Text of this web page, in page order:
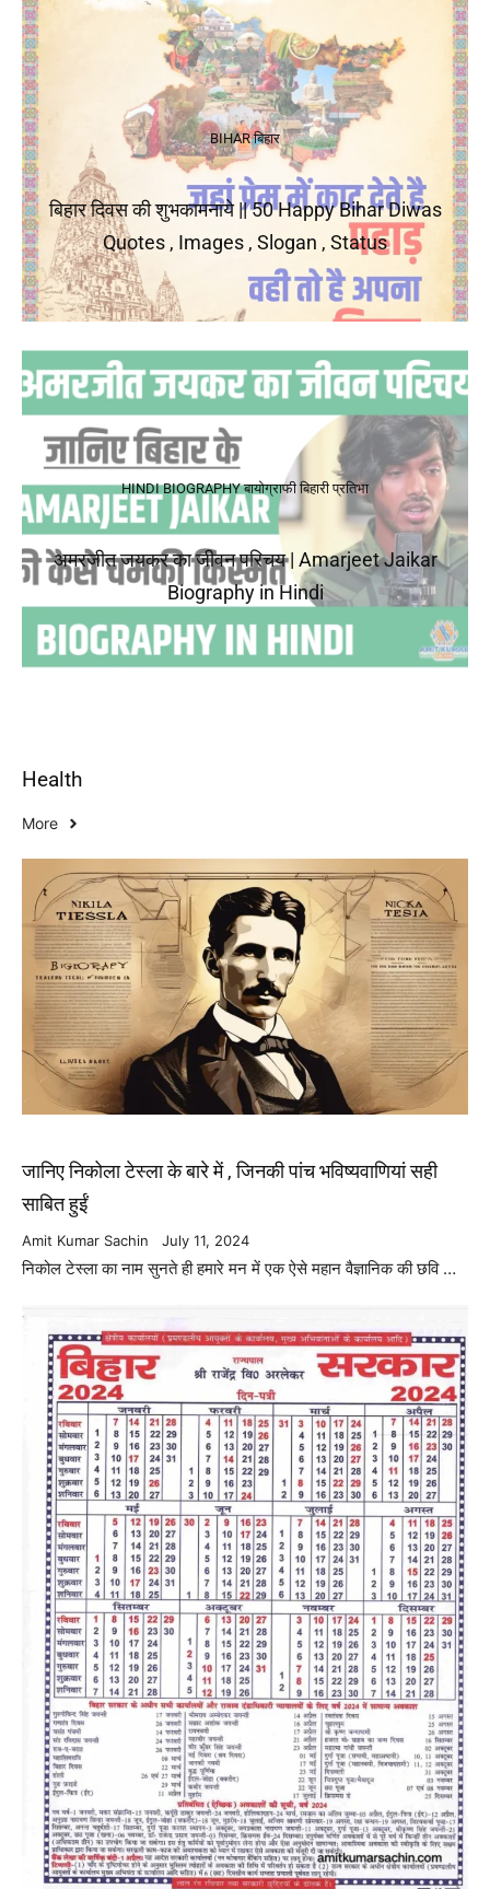
BIHAR बिहार
बिहार दिवस की शुभकामनाये || 50 Happy Bihar Diwas
Quotes , Images , Slogan , Status
HINDI BIOGRAPHY बायोग्राफी बिहारी प्रतिभा
अमरजीत जयकर का जीवन परिचय | Amarjeet Jaikar
Biography in Hindi
Health
More
जानिए निकोला टेस्ला के बारे में , जिनकी पांच भविष्यवाणियां सही
साबित हुईं
Amit Kumar Sachin July 11, 2024
निकोल टेस्ला का नाम सुनते ही हमारे मन में एक ऐसे महान वैज्ञानिक की छवि …